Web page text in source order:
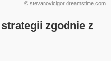
© stevanovicigor dreamstime.com
zgodnie z